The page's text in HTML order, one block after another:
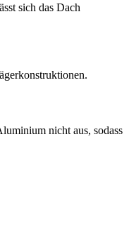
sich das Dach
nicht aus, sodass